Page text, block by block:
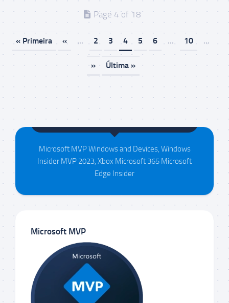
Page 4 of 18
« Primeira « ... 2 3 4 5 6 ... 10 ...
» Última »
Maison da Silva
Microsoft MVP Windows and Devices, Windows
Insider MVP 2023, Xbox Microsoft 365 Microsoft
Edge Insider
Microsoft MVP